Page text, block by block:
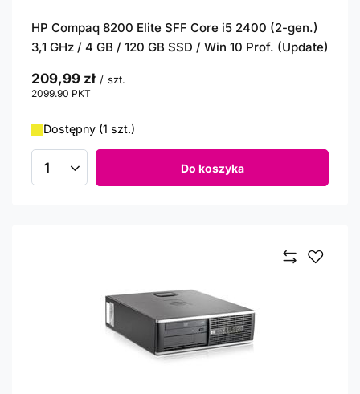
HP Compaq 8200 Elite SFF Core i5 2400 (2-gen.)
3,1 GHz / 4 GB / 120 GB SSD / Win 10 Prof. (Update)
209,99 zł / szt.
2099.90 PKT
Dostępny (1 szt.)
Ilość produktów Do koszyka